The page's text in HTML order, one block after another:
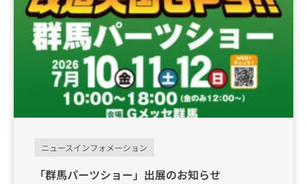
ニュースインフォメーション
「群馬パーツショー」出展のお知らせ